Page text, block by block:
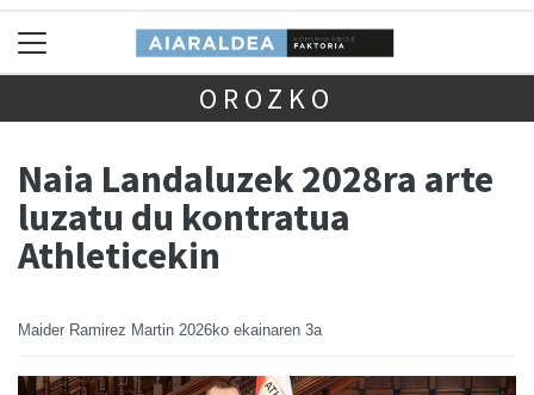
OROZKO
Naia Landaluzek 2028ra arte
luzatu du kontratua
Athleticekin
Maider Ramirez Martin 2026ko ekainaren 3a